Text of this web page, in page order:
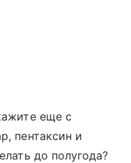
еще с
пентаксин и
до полугода?